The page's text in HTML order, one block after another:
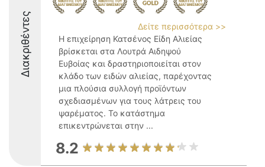
Διακριθέντες
Δείτε περισσότερα >>
Η επιχείρηση Κατσένος Είδη Αλιείας
βρίσκεται στα Λουτρά Αιδηψού
Ευβοίας και δραστηριοποιείται στον
κλάδο των ειδών αλιείας, παρέχοντας
μια πλούσια συλλογή προϊόντων
σχεδιασμένων για τους λάτρεις του
ψαρέματος. Το κατάστημα
επικεντρώνεται στην ...
8.2